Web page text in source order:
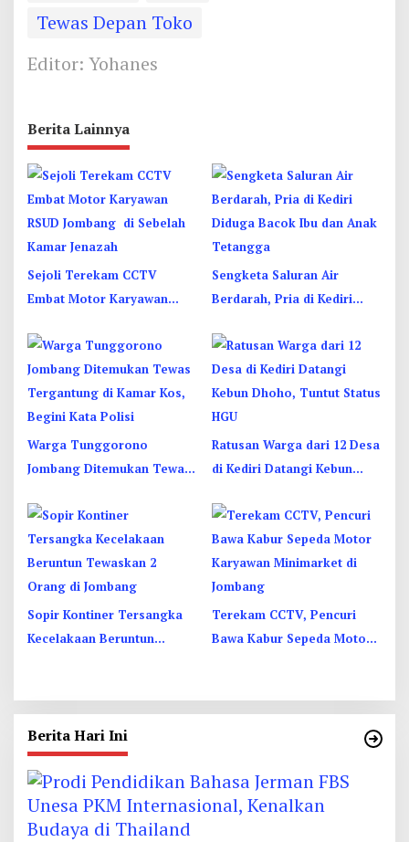
Tewas Depan Toko
Editor: Yohanes
Berita Lainnya
Sejoli Terekam CCTV
Embat Motor Karyawan
Kamar Jenazah
Sengketa Saluran Air
Berdarah, Pria di Kediri
Tetangga
Warga Tunggorono
Jombang Ditemukan Tewas
Begini Kata Polisi
Ratusan Warga dari 12 Desa
di Kediri Datangi Kebun
Sopir Kontiner Tersangka
Kecelakaan Beruntun
Terekam CCTV, Pencuri
Bawa Kabur Sepeda Motor
Berita Hari Ini